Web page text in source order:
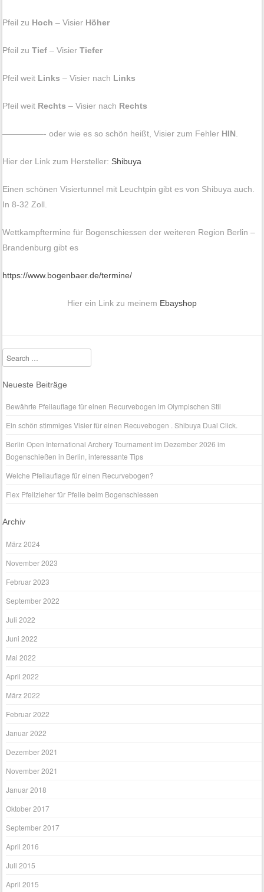
Pfeil zu Hoch– Visier Höher
Pfeil zuTief– VisierTiefer
Pfeil weit Links– Visier nach Links
Pfeil weit Rechts– Visier nach Rechts
—————- oder wie es so schön heißt, Visier zum Fehler HIN
Hier der Link zum Hersteller: Shibuya
Einen schönen Visiertunnel mit Leuchtpin gibt es von Shibuya auch.
In 8-32 Zoll.
Wettkampftermine für Bogenschiessen der weiteren Region Berlin –
Brandenburg gibt es
https://www.bogenbaer.de/termine/
Hier ein Link zu meinem Ebayshop
Search
Neueste Beiträge
Bewährte Pfeilauflage für einen Recurvebogen im Olympischen Stil
Ein schön stimmiges Visier für einen Recuvebogen . Shibuya Dual Click.
Berlin Open International Archery Tournament im Dezember 2026 im
Bogenschießen in Berlin, interessante Tips
Welche Pfeilauflage für einen Recurvebogen?
Flex Pfeilzieher für Pfeile beim Bogenschiessen
Archiv
März 2024
November 2023
Februar 2023
September 2022
Juli 2022
Juni 2022
Mai 2022
April 2022
März 2022
Februar 2022
Januar 2022
Dezember 2021
November 2021
Januar 2018
Oktober 2017
September 2017
April 2016
Juli 2015
April 2015